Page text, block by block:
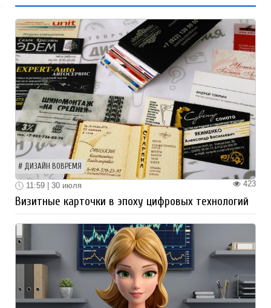
ДИЗАЙН ВОВРЕМЯ
423
11:59 | 30 июля
Визитные карточки в эпоху цифровых технологий